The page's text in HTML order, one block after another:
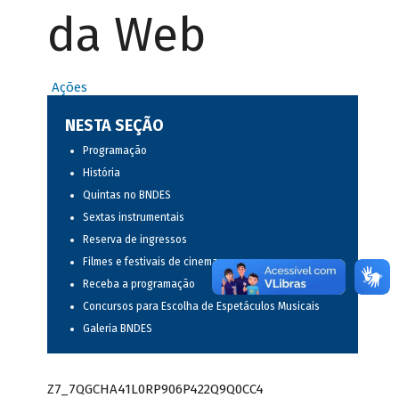
da Web
Ações
NESTA SEÇÃO
Programação
História
Quintas no BNDES
Sextas instrumentais
Reserva de ingressos
Filmes e festivais de cinema
Receba a programação
Concursos para Escolha de Espetáculos Musicais
Galeria BNDES
Z7_7QGCHA41L0RP906P422Q9Q0CC4